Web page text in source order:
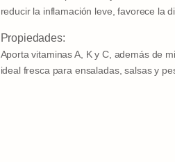
reducir la inflamación leve, favorece la
Propiedades:
Aporta vitaminas A, K y C, además de
ideal fresca para ensaladas, salsas y